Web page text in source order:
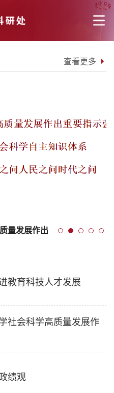
查看更多
量发展作出
教育科技人才发展
社会科学高质量发展作
绩观